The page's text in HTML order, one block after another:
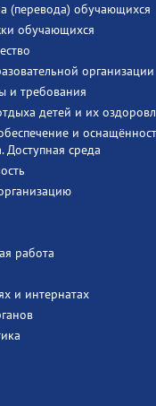
(перевода) обучающихся
обучающихся
организации
и требования
детей и их
и
Доступная среда
работа
и интернатах